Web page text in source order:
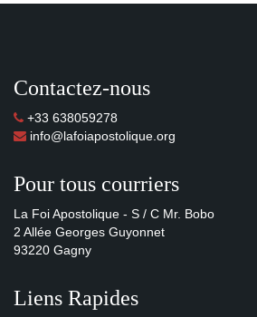
Contactez-nous
+33 638059278
info@lafoiapostolique.org
Pour tous courriers
La Foi Apostolique - S / C Mr. Bobo
2 Allée Georges Guyonnet
93220 Gagny
Liens Rapides